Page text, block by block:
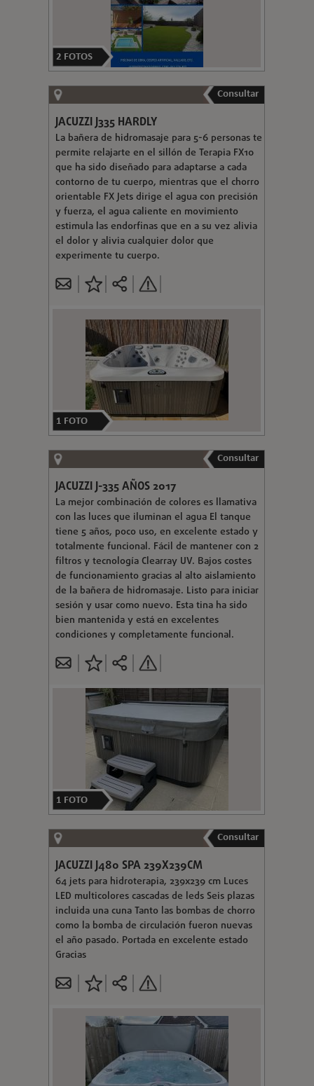
2 FOTOS
Consultar
JACUZZI J335 HARDLY
La bañera de hidromasaje para 5-6 personas te
permite relajarte en el sillón de Terapia FX10
que ha sido diseñado para adaptarse a cada
contorno de tu cuerpo, mientras que el chorro
orientable FX Jets dirige el agua con precisión
y fuerza, el agua caliente en movimiento
estimula las endorfinas que en a su vez alivia
el dolor y alivia cualquier dolor que
experimente tu cuerpo.
1 FOTO
Consultar
JACUZZI J-335 AÑOS 2017
La mejor combinación de colores es llamativa
con las luces que iluminan el agua El tanque
tiene 5 años, poco uso, en excelente estado y
totalmente funcional. Fácil de mantener con 2
filtros y tecnología Clearray UV. Bajos costes
de funcionamiento gracias al alto aislamiento
de la bañera de hidromasaje. Listo para iniciar
sesión y usar como nuevo. Esta tina ha sido
bien mantenida y está en excelentes
condiciones y completamente funcional.
1 FOTO
Consultar
JACUZZI J480 SPA 239X239CM
64 jets para hidroterapia, 239x239 cm Luces
LED multicolores cascadas de leds Seis plazas
incluida una cuna Tanto las bombas de chorro
como la bomba de circulación fueron nuevas
el año pasado. Portada en excelente estado
Gracias